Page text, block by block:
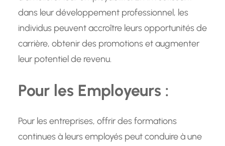
dans leur développement professionnel, les
individus peuvent accroître leurs opportunités de
carrière, obtenir des promotions et augmenter
leur potentiel de revenu.
Pour les Employeurs :
Pour les entreprises, offrir des formations
continues à leurs employés peut conduire à une